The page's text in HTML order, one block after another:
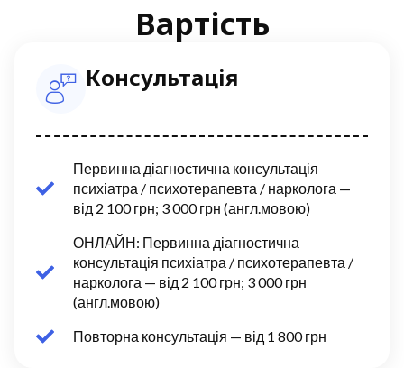
Вартість
Консультація
Первинна діагностична консультація
психіатра / психотерапевта / нарколога —
від 2 100 грн; 3 000 грн (англ.мовою)
ОНЛАЙН: Первинна діагностична
консультація психіатра / психотерапевта /
нарколога — від 2 100 грн; 3 000 грн
(англ.мовою)
Повторна консультація — від 1 800 грн